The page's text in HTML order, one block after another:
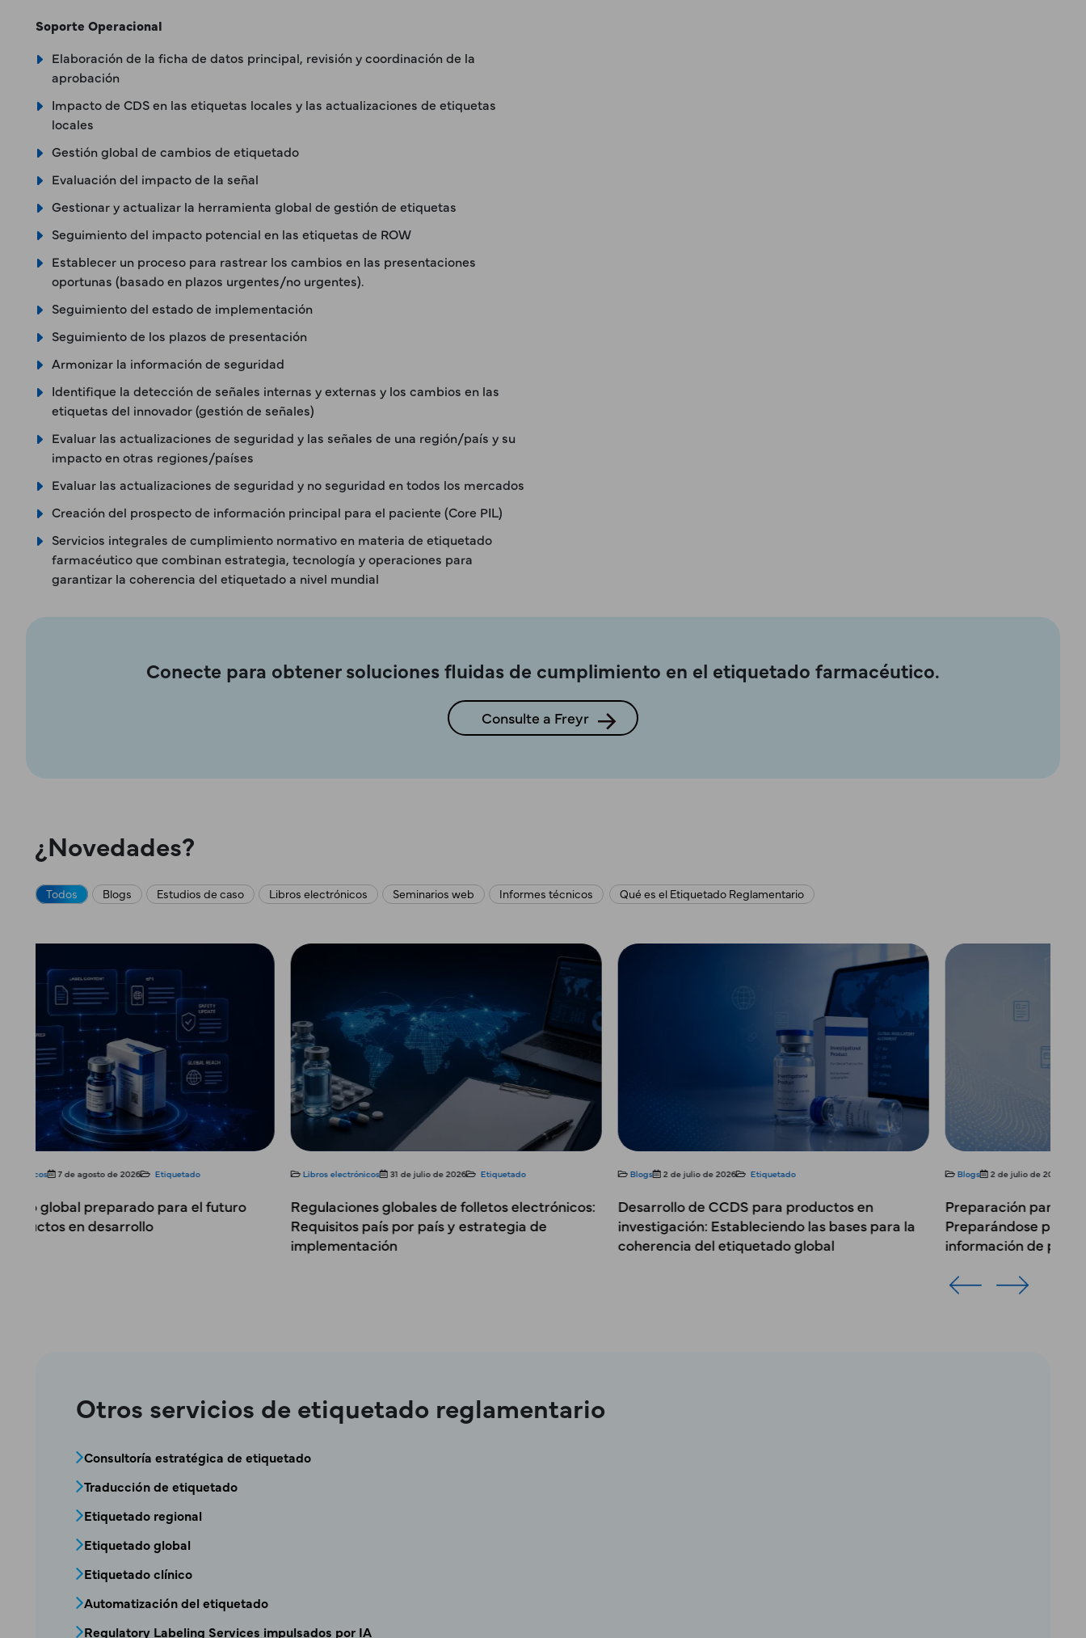
Soporte Operacional
Elaboración de la ficha de datos principal, revisión y coordinación de la
aprobación
Impacto de CDS en las etiquetas locales y las actualizaciones de etiquetas
locales
Gestión global de cambios de etiquetado
Evaluación del impacto de la señal
Gestionar y actualizar la herramienta global de gestión de etiquetas
Seguimiento del impacto potencial en las etiquetas de ROW
Establecer un proceso para rastrear los cambios en las presentaciones
oportunas (basado en plazos urgentes/no urgentes).
Seguimiento del estado de implementación
Seguimiento de los plazos de presentación
Armonizar la información de seguridad
Identifique la detección de señales internas y externas y los cambios en las
etiquetas del innovador (gestión de señales)
Evaluar las actualizaciones de seguridad y las señales de una región/país y su
impacto en otras regiones/países
Evaluar las actualizaciones de seguridad y no seguridad en todos los mercados
Creación del prospecto de información principal para el paciente (Core PIL)
Servicios integrales de cumplimiento normativo en materia de etiquetado
farmacéutico que combinan estrategia, tecnología y operaciones para
garantizar la coherencia del etiquetado a nivel mundial
Conecte para obtener soluciones fluidas de cumplimiento en el etiquetado farmacéutico.
Consulte a Freyr
¿Novedades?
Todos Blogs Estudios de caso Libros electrónicos Seminarios web Informes técnicos Qué es el Etiquetado Reglamentario
Libros electrónicos 31 de julio de 2026
Regulaciones globales de folletos electrónicos:
Requisitos país por país y estrategia de
Blogs 2 de julio de 2026 Etiquetado
Desarrollo de CCDS para productos en
investigación: Estableciendo las bases para la
coherencia del etiquetado global
Blogs 2 de julio de 2026
Preparación para el Etiquetado Digital:
Preparándose para la próxima generación de
información de productos
Blogs
de vida
Otros servicios de etiquetado reglamentario
MPR - Bloque de menú de etiquetado
Consultoría estratégica de etiquetado
Traducción de etiquetado
Etiquetado regional
Etiquetado global
Etiquetado clínico
Automatización del etiquetado
Regulatory Labeling Services impulsados por IA